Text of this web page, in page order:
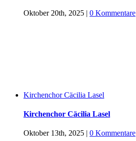
Oktober 20th, 2025 | 0 Kommentare
Kirchenchor Cäcilia Lasel
Kirchenchor Cäcilia Lasel
Oktober 13th, 2025 | 0 Kommentare